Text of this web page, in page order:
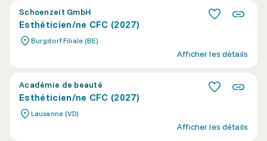
Schoenzeit GmbH
Esthéticien/ne CFC (2027)
Burgdorf Filiale (BE)
Afficher les détails
Académie de beauté
Esthéticien/ne CFC (2027)
Lausanne (VD)
Afficher les détails